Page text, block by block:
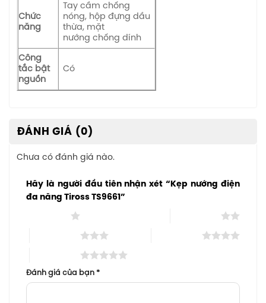
Chức
năng
Tay cầm chống
nóng, hộp đựng dầu
thừa, mặt
nướng chống dính
Công
tắc bật
nguồn
Có
ĐÁNH GIÁ (0)
Chưa có đánh giá nào.
Hãy là người đầu tiên nhận xét “Kẹp nướng điện
đa năng Tiross TS9661”
Đánh giá của bạn *